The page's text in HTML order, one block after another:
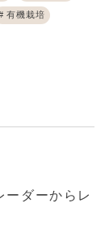
有機栽培
ーダーからレ